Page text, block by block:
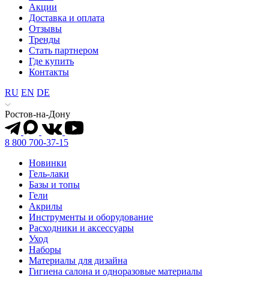
Акции
Доставка и оплата
Отзывы
Тренды
Стать партнером
Где купить
Контакты
RU EN DE
Ростов-на-Дону
8 800 700-37-15
Новинки
Гель-лаки
Базы и топы
Гели
Акрилы
Инструменты и оборудование
Расходники и аксессуары
Уход
Наборы
Материалы для дизайна
Гигиена салона и одноразовые материалы